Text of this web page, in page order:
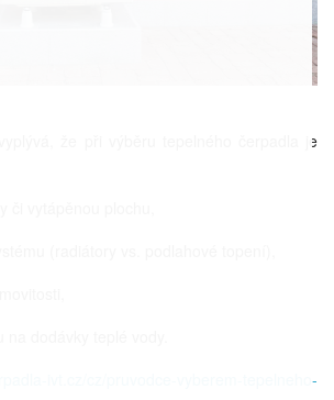
že při výběru tepelného čerpadla je
vytápěnou plochu,
(radiátory vs. podlahové topení),
dodávky teplé vody.
ivt.cz/cz/pruvodce-vyberem-tepelneho-